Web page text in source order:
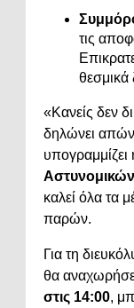
τις
θεσμικά
«Κανείς δεν
δηλώνει
καλεί όλα τα
παρών.
Για τη
θα
στις 14:00,